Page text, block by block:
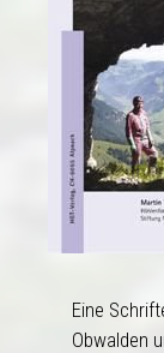
Eine
Obwalden